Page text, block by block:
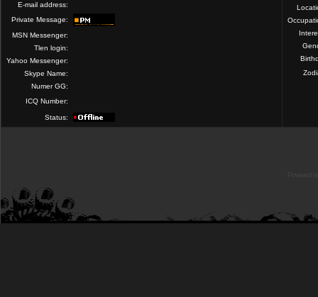
E-mail address:
Private Message:
MSN Messenger:
Tlen login:
Yahoo Messenger:
Skype Name:
Numer GG:
ICQ Number:
Status: